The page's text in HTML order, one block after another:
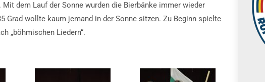
dem Lauf der Sonne wurden die Bierbänke immer wieder
Grad wollte kaum jemand in der Sonne sitzen. Zu Beginn spielte
„böhmischen Liedern“.